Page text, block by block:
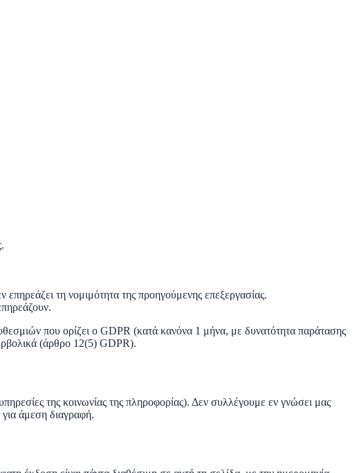
τη νομιμότητα της προηγούμενης επεξεργασίας.
που ορίζει ο GDPR (κατά κανόνα 1 μήνα, με δυνατότητα παράτασης
(άρθρο 12(5) GDPR).
της κοινωνίας της πληροφορίας). Δεν συλλέγουμε εν γνώσει μας
για άμεση διαγραφή.